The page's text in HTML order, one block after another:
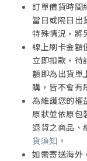
訂單備貨時間
當日或隔日出
特殊情況，將
線上刷卡金額
立即扣款，待
額即為出貨單
購，皆不會有
為維護您的權
原狀並依原包
退貨之商品、
貨須知 。
如需寄送海外